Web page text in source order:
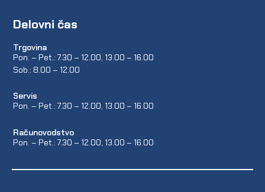
Delovni čas
Trgovina
Pon. – Pet.: 7.30 – 12.00, 13.00 – 16.00
Sob.: 8.00 – 12.00
Servis
Pon. – Pet.: 7.30 – 12.00, 13.00 – 16.00
Računovodstvo
Pon. – Pet.: 7.30 – 12.00, 13.00 – 16.00